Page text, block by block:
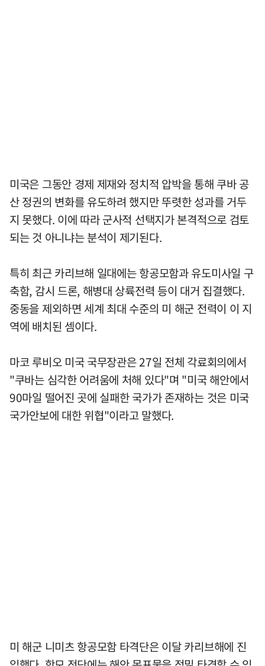
미국은 그동안 경제 제재와 정치적 압박을 통해 쿠바 공
산 정권의 변화를 유도하려 했지만 뚜렷한 성과를 거두
지 못했다. 이에 따라 군사적 선택지가 본격적으로 검토
되는 것 아니냐는 분석이 제기된다.
특히 최근 카리브해 일대에는 항공모함과 유도미사일 구
축함, 감시 드론, 해병대 상륙전력 등이 대거 집결했다.
중동을 제외하면 세계 최대 수준의 미 해군 전력이 이 지
역에 배치된 셈이다.
마코 루비오 미국 국무장관은 27일 전체 각료회의에서
"쿠바는 심각한 어려움에 처해 있다"며 "미국 해안에서
90마일 떨어진 곳에 실패한 국가가 존재하는 것은 미국
국가안보에 대한 위협"이라고 말했다.
미 해군 니미츠 항공모함 타격단은 이달 카리브해에 진